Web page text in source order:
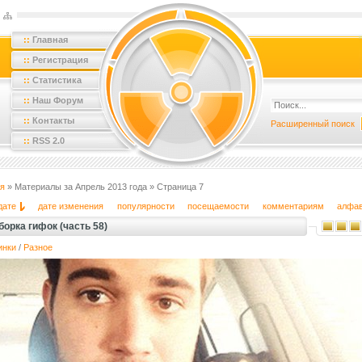
:: Главная
:: Регистрация
:: Статистика
:: Наш Форум
:: Контакты
:: RSS 2.0
Расширенный поиск
» Материалы за Апрель 2013 года » Страница 7
дате изменения популярности посещаемости комментариям
гифок (часть 58)
/ Разное